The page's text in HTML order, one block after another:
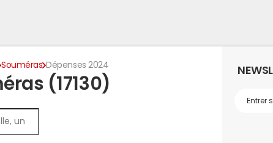
Souméras Dépenses 2024
(17130)